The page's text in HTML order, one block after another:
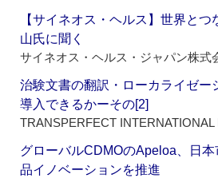
【サイネオス・ヘルス】世界と
山氏に聞く
サイネオス・ヘルス・ジャパン株式
治験文書の翻訳・ローカライゼー
導入できるかーその[2]
TRANSPERFECT INTERNATIONAL
グローバルCDMOのApeloa、日
品イノベーションを推進